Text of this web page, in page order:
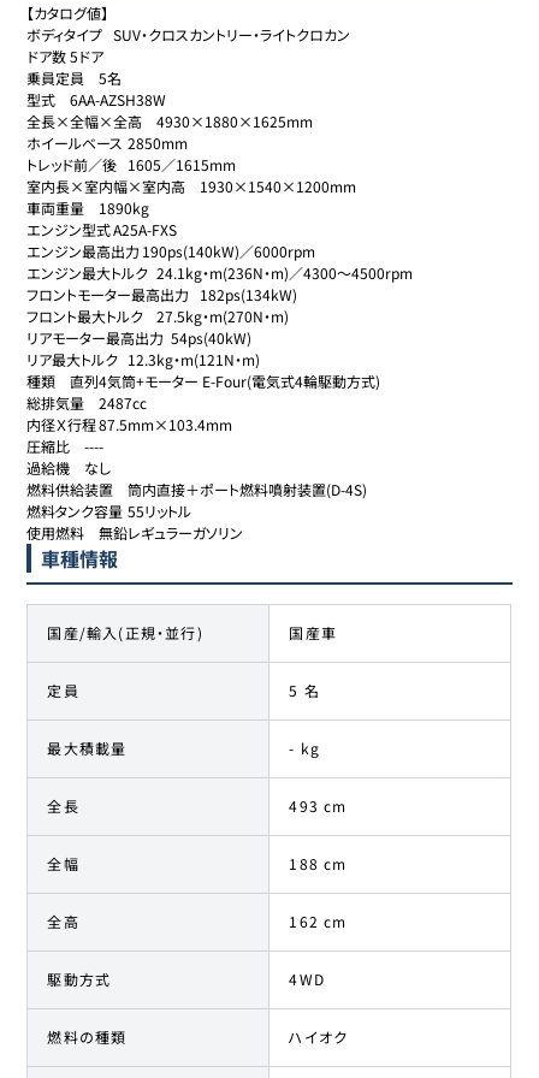
【カタログ値】
ボディタイプ	SUV・クロスカントリー・ライトクロカン
ドア数	5ドア
乗員定員	5名
型式	6AA-AZSH38W
全長×全幅×全高	4930×1880×1625mm
ホイールベース	2850mm
トレッド前／後	1605／1615mm
室内長×室内幅×室内高	1930×1540×1200mm
車両重量	1890kg
エンジン型式	A25A-FXS
エンジン最高出力	190ps(140kW)／6000rpm
エンジン最大トルク	24.1kg・m(236N・m)／4300～4500rpm
フロントモーター最高出力	182ps(134kW)
フロント最大トルク	27.5kg・m(270N・m)
リアモーター最高出力	54ps(40kW)
リア最大トルク	12.3kg・m(121N・m)
種類	直列4気筒+モーター E-Four(電気式4輪駆動方式)
総排気量	2487cc
内径Ｘ行程	87.5mm×103.4mm
圧縮比	----
過給機	なし
燃料供給装置	筒内直接＋ポート燃料噴射装置(D-4S)
燃料タンク容量	55リットル
使用燃料	無鉛レギュラーガソリン
車種情報
国産/輸入(正規・並行) 国産車
定員 5 名
最大積載量 - kg
全長 493 cm
全幅 188 cm
全高 162 cm
駆動方式 4WD
燃料の種類 ハイオク